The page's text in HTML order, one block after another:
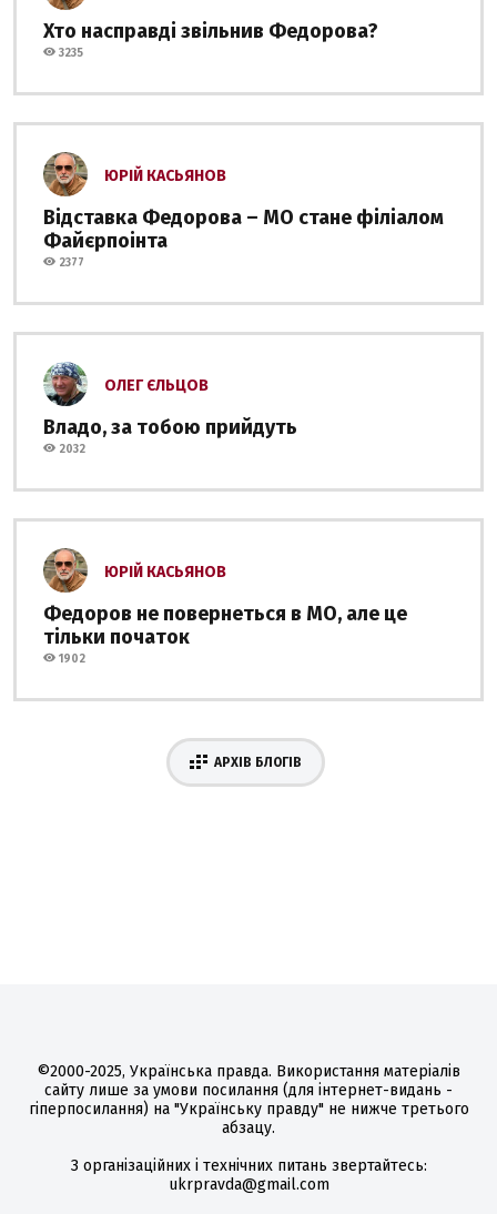
Хто насправді звільнив Федорова?
3235
ЮРІЙ КАСЬЯНОВ
Відставка Федорова – МО стане філіалом
Файєрпоінта
2377
ОЛЕГ ЄЛЬЦОВ
Владо, за тобою прийдуть
2032
ЮРІЙ КАСЬЯНОВ
Федоров не повернеться в МО, але це
тільки початок
1902
АРХІВ БЛОГІВ
©2000-2025, Українська правда. Використання матеріалів
сайту лише за умови посилання (для інтернет-видань -
гіперпосилання) на "Українську правду" не нижче третього
абзацу.
З організаційних і технічних питань звертайтесь:
ukrpravda@gmail.com